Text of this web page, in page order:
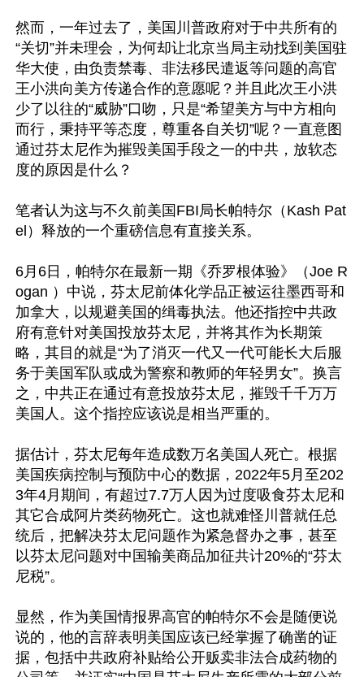
然而，一年过去了，美国川普政府对于中共所有的
“关切”并未理会，为何却让北京当局主动找到美国驻
华大使，由负责禁毒、非法移民遣返等问题的高官
王小洪向美方传递合作的意愿呢？并且此次王小洪
少了以往的“威胁”口吻，只是“希望美方与中方相向
而行，秉持平等态度，尊重各自关切”呢？一直意图
通过芬太尼作为摧毁美国手段之一的中共，放软态
度的原因是什么？
笔者认为这与不久前美国FBI局长帕特尔（Kash Pat
el）释放的一个重磅信息有直接关系。
6月6日，帕特尔在最新一期《乔罗根体验》（Joe R
ogan ）中说，芬太尼前体化学品正被运往墨西哥和
加拿大，以规避美国的缉毒执法。他还指控中共政
府有意针对美国投放芬太尼，并将其作为长期策
略，其目的就是“为了消灭一代又一代可能长大后服
务于美国军队或成为警察和教师的年轻男女”。换言
之，中共正在通过有意投放芬太尼，摧毁千千万万
美国人。这个指控应该说是相当严重的。
据估计，芬太尼每年造成数万名美国人死亡。根据
美国疾病控制与预防中心的数据，2022年5月至202
3年4月期间，有超过7.7万人因为过度吸食芬太尼和
其它合成阿片类药物死亡。这也就难怪川普就任总
统后，把解决芬太尼问题作为紧急督办之事，甚至
以芬太尼问题对中国输美商品加征共计20%的“芬太
尼税”。
显然，作为美国情报界高官的帕特尔不会是随便说
说的，他的言辞表明美国应该已经掌握了确凿的证
据，包括中共政府补贴给公开贩卖非法合成药物的